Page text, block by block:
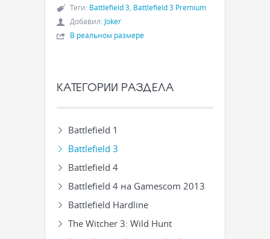
Теги: Battlefield 3, Battlefield 3 Premium
Добавил: Joker
В реальном размере
КАТЕГОРИИ РАЗДЕЛА
Battlefield 1
Battlefield 3
Battlefield 4
Battlefield 4 на Gamescom 2013
Battlefield Hardline
The Witcher 3: Wild Hunt